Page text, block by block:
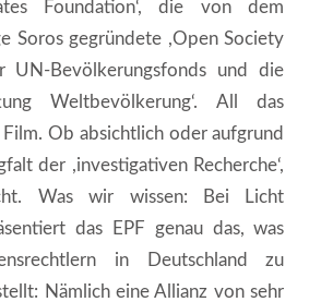
Foundation‘, die von dem
Soros gegründete ,Open Society
UN-Bevölkerungsfonds und die
Weltbevölkerung‘. All das
Ob absichtlich oder aufgrund
der ,investigativen Recherche‘,
Was wir wissen: Bei Licht
das EPF genau das, was
in Deutschland zu
Nämlich eine Allianz von sehr